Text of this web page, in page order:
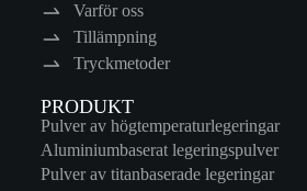
Varför oss
Tillämpning
Tryckmetoder
PRODUKT
Pulver av högtemperaturlegeringar
Aluminiumbaserat legeringspulver
Pulver av titanbaserade legeringar